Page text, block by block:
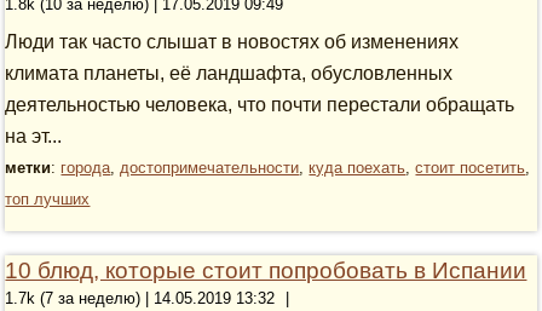
1.8k (10 за неделю) | 17.05.2019 09:49
Люди так часто слышат в новостях об изменениях
климата планеты, её ландшафта, обусловленных
деятельностью человека, что почти перестали обращать
на эт...
метки: города,достопримечательности,куда поехать,стоит посетить,
топ лучших
10 блюд, которые стоит попробовать в Испании
1.7k (7 за неделю) | 14.05.2019 13:32